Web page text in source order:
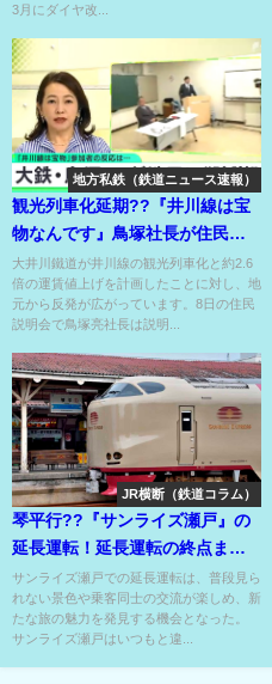
3月にダイヤ改...
地方私鉄（鉄道ニュース速報）
観光列車化延期??『井川線は宝
物なんです』鳥塚社長が住民説
明会で陳謝⁉
大井川鐵道が井川線の観光列車化と約2.6
倍の運賃値上げを計画したことに対し、地
元から反発が広がっています。8日の住民
説明会で鳥塚亮社長は説明...
JR横断（鉄道コラム）
琴平行??『サンライズ瀬戸』の
延長運転！延長運転の終点まで
乗ると別世界⁉
サンライズ瀬戸での延長運転は、普段見ら
れない景色や乗客同士の交流が楽しめ、新
たな旅の魅力を発見する機会となった。
サンライズ瀬戸はいつもと違...